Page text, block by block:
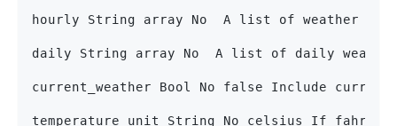
hourly String array No  A list of weather
daily String array No  A list of daily weather
current_weather Bool No false Include
temperature_unit String No celsius If